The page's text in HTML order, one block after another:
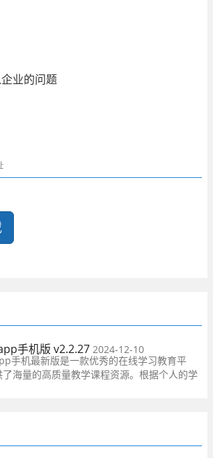
业的问题
手机版 v2.2.27 2024-12-10
手机最新版是一款优秀的在线学习教育平
了海量的高质量教学课程资源。根据个人的学